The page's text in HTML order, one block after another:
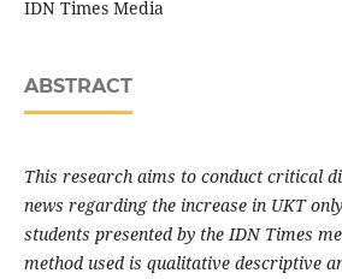
IDN Times Media
ABSTRACT
This research aims to conduct critical
news regarding the increase in UKT
students presented by the IDN Times
method used is qualitative descriptive